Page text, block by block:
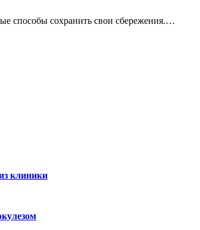
способы сохранить свои сбережения.…
клиники